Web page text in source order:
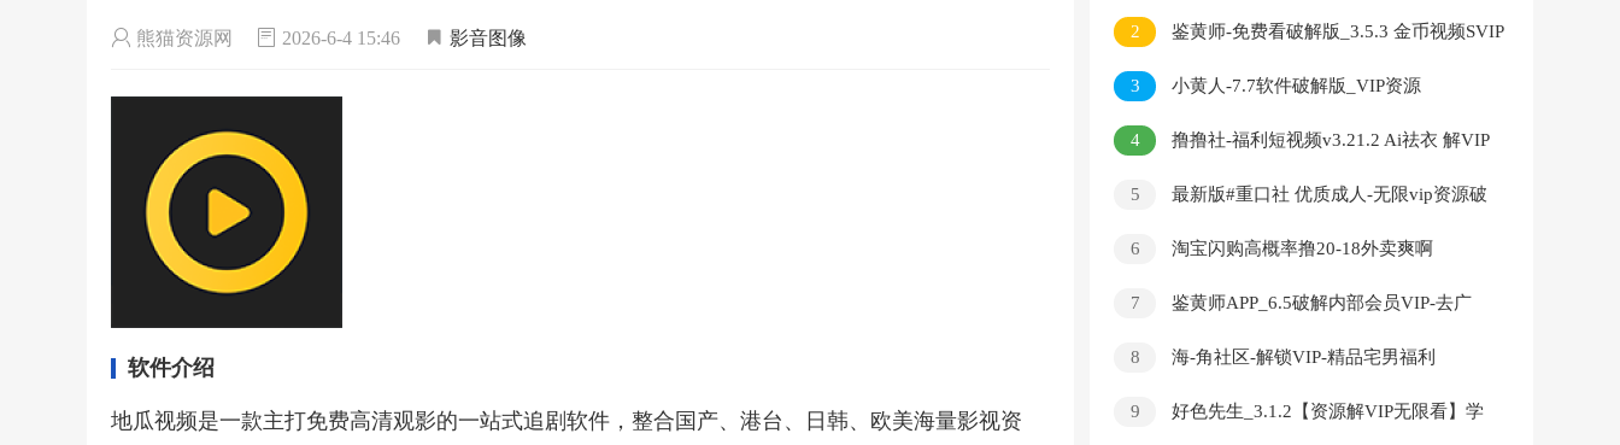
熊猫资源网 2026-6-4 15:46 影音图像
软件介绍
地瓜视频是一款主打免费高清观影的一站式追剧软件，整合国产、港台、日韩、欧美海量影视资
2
鉴黄师-免费看破解版_3.5.3 金币视频SVIP
无限看
3
小黄人-7.7软件破解版_VIP资源
4
撸撸社-福利短视频v3.21.2 Ai祛衣 解VIP
5
最新版#重口社 优质成人-无限vip资源破
6
淘宝闪购高概率撸20-18外卖爽啊
7
鉴黄师APP_6.5破解内部会员VIP-去广
8
海-角社区-解锁VIP-精品宅男福利
9
好色先生_3.1.2【资源解VIP无限看】学